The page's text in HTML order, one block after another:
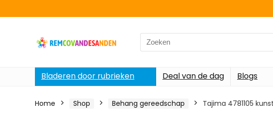
Search
for:
Bladeren door rubrieken Deal van de dag Blogs
Home Shop Behang gereedschap Tajima 4781105